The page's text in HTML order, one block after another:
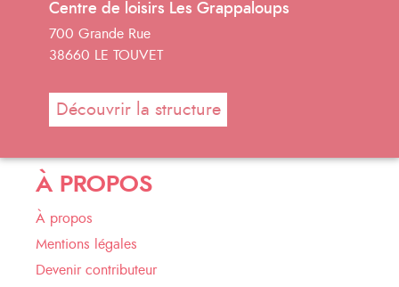
Centre de loisirs Les Grappaloups
700 Grande Rue
38660 LE TOUVET
Découvrir la structure
À PROPOS
À propos
Mentions légales
Devenir contributeur